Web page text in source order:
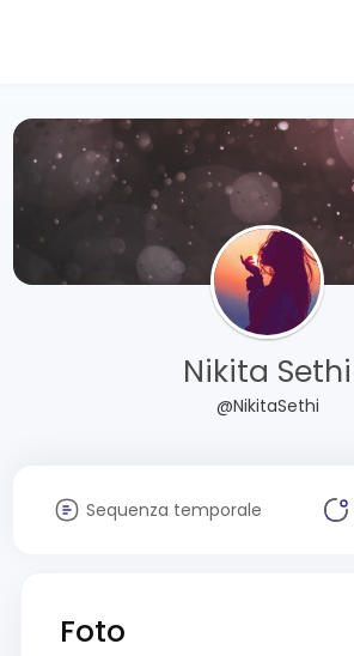
Nikita Sethi
@NikitaSethi
Sequenza temporale
Foto